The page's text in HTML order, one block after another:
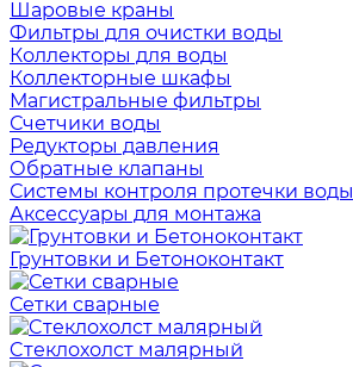
Шаровые краны
Фильтры для очистки воды
Коллекторы для воды
Коллекторные шкафы
Магистральные фильтры
Счетчики воды
Редукторы давления
Обратные клапаны
Системы контроля протечки воды
Аксессуары для монтажа
Грунтовки и Бетоноконтакт
Сетки сварные
Cтеклохолст малярный